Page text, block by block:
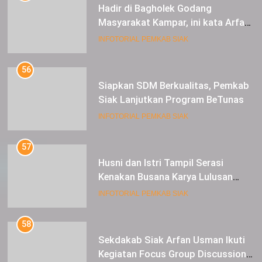
Hadir di Bagholek Godang
Masyarakat Kampar, ini kata Arfan
Usman
INFOTORIAL PEMKAB SIAK
56
Siapkan SDM Berkualitas, Pemkab
Siak Lanjutkan Program BeTunas
INFOTORIAL PEMKAB SIAK
57
Husni dan Istri Tampil Serasi
Kenakan Busana Karya Lulusan
SMK Pariwisata Siak, di Lancang
INFOTORIAL PEMKAB SIAK
58
Sekdakab Siak Arfan Usman Ikuti
Kegiatan Focus Group Discussion